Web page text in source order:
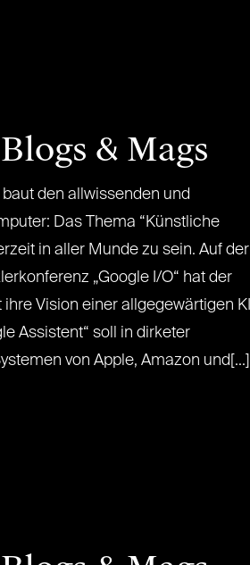
& Mags
den allwissenden und
Das Thema “Künstliche
in aller Munde zu sein. Auf der
„Google I/O“ hat der
Vision einer allgegewärtigen KI
Assistent“ soll in dirketer
von Apple, Amazon und[...]